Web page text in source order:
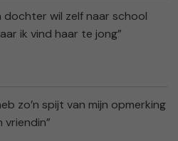
dochter wil zelf naar school
ik vind haar te jong”
zo’n spijt van mijn opmerking
vriendin”